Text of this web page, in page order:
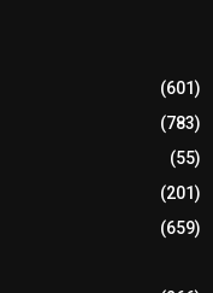
(601)
(783)
(55)
(201)
(659)